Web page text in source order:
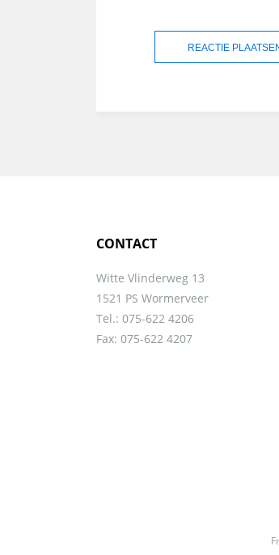
CONTACT
Witte Vlinderweg 13
1521 PS Wormerveer
Tel.: 075-622 4206
Fax: 075-622 4207